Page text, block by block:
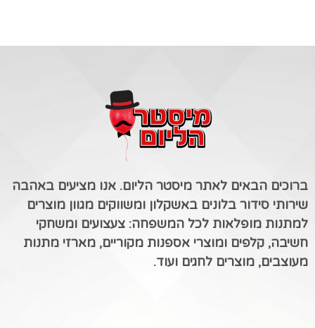
ברוכים הבאים לאתר מיסטר הליום. אנו מציעים באהבה
שירותי סידור בלונים באשקלון ומשווקים מגוון מוצרים
למתנות מופלאות לכל המשפחה: צעצועים ומשחקי
חשיבה, קלפים ומוצרי אספנות מקוריים, מארזי מתנות
מעוצבים, מוצרים לחגים ועוד.